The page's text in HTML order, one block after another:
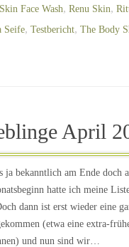
Face Wash, Renu Skin,
Seife, Testbericht, The Body
April
bekanntlich am Ende doch
hatte ich meine
dann ist erst wieder eine
(etwa eine extra-
und nun sind wir…